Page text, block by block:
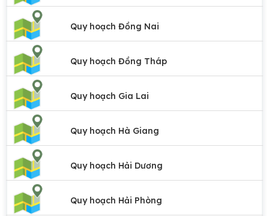
Quy hoạch Đồng Nai
Quy hoạch Đồng Tháp
Quy hoạch Gia Lai
Quy hoạch Hà Giang
Quy hoạch Hải Dương
Quy hoạch Hải Phòng